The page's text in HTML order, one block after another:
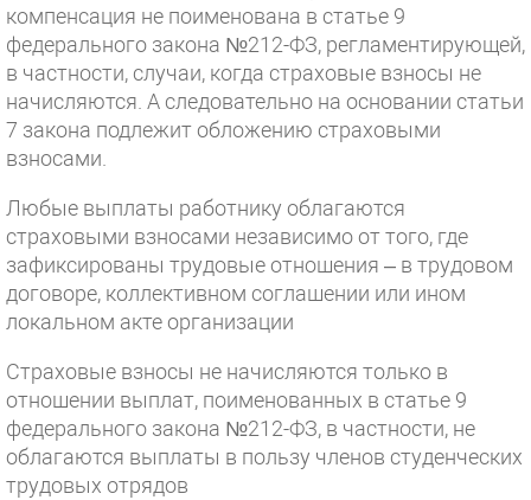
компенсация не поименована в статье 9
федерального закона №212-ФЗ, регламентирующей,
в частности, случаи, когда страховые взносы не
начисляются. А следовательно на основании статьи
7 закона подлежит обложению страховыми
взносами.
Любые выплаты работнику облагаются
страховыми взносами независимо от того, где
зафиксированы трудовые отношения – в трудовом
договоре, коллективном соглашении или ином
локальном акте организации
Страховые взносы не начисляются только в
отношении выплат, поименованных в статье 9
федерального закона №212-ФЗ, в частности, не
облагаются выплаты в пользу членов студенческих
трудовых отрядов